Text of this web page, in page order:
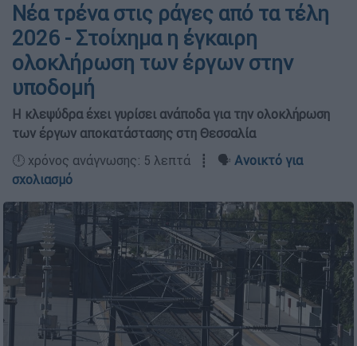
Νέα τρένα στις ράγες από τα τέλη
2026 - Στοίχημα η έγκαιρη
ολοκλήρωση των έργων στην
υποδομή
Η κλεψύδρα έχει γυρίσει ανάποδα για την ολοκλήρωση
των έργων αποκατάστασης στη Θεσσαλία
🕛 χρόνος ανάγνωσης: 5 λεπτά ┋ 🗣️ Ανοικτό για
σχολιασμό